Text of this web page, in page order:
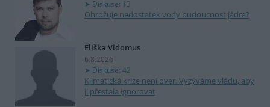
Diskuse: 13
Ohrožuje nedostatek vody budoucnost jádra?
Eliška Vidomus
6.8.2026
Diskuse: 42
Klimatická krize není over. Vyzýváme vládu, aby
ji přestala ignorovat